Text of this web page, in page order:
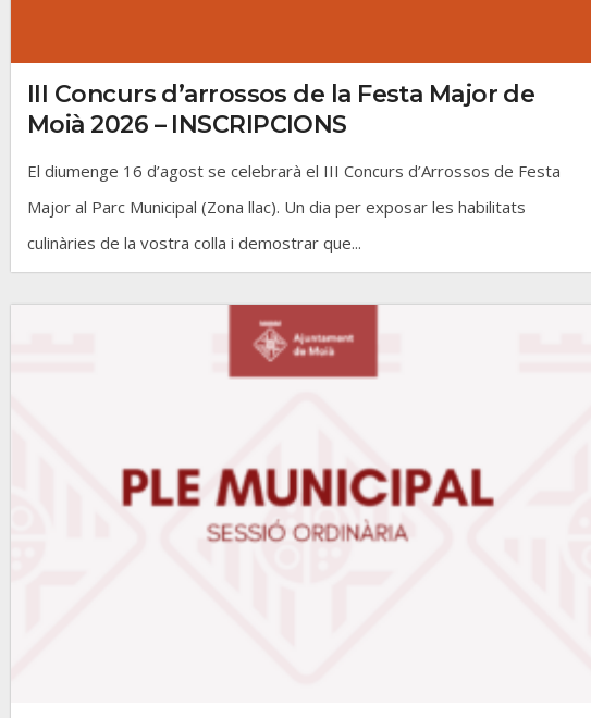
III Concurs d’arrossos de la Festa Major de
Moià 2026 – INSCRIPCIONS
El diumenge 16 d’agost se celebrarà el III Concurs d’Arrossos de Festa
Major al Parc Municipal (Zona llac). Un dia per exposar les habilitats
culinàries de la vostra colla i demostrar que...